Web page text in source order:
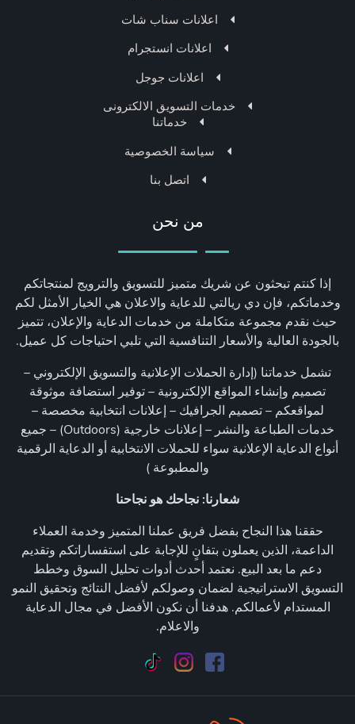
من نحن
إذا كنتم تبحثون عن شريك متميز للتسويق والترويج لمنتجاتكم
وخدماتكم، فإن دي ريالتي للدعاية والاعلان هي الخيار الأمثل لكم
حيث نقدم مجموعة متكاملة من خدمات الدعاية والإعلان، تتميز
بالجودة العالية والأسعار التنافسية التي تلبي احتياجات كل عميل.
تشمل خدماتنا (إدارة الحملات الإعلانية والتسويق الإلكتروني –
تصميم وإنشاء المواقع الإلكترونية – توفير استضافة موثوقة
لمواقعكم – تصميم الجرافيك – إعلانات انتخابية مخصصة –
خدمات الطباعة والنشر – إعلانات خارجية (Outdoors) – جميع
أنواع الدعاية الإعلانية سواء للحملات الانتخابية أو الدعاية الرقمية
والمطبوعة )
شعارنا: نجاحك هو نجاحنا
حققنا هذا النجاح بفضل فريق عملنا المتميز وخدمة العملاء
الداعمة، الذين يعملون بتفانٍ للإجابة على استفساراتكم وتقديم
دعم ما بعد البيع. نعتمد أحدث أدوات تحليل السوق وخطط
التسويق الاستراتيجية لضمان وصولكم لأفضل النتائج وتحقيق النمو
المستدام لأعمالكم. هدفنا أن نكون الأفضل في مجال الدعاية
والاعلام.
اعلانات سناب شات
اعلانات انستجرام
اعلانات جوجل
خدمات التسويق الالكترونى
خدماتنا
سياسة الخصوصية
اتصل بنا